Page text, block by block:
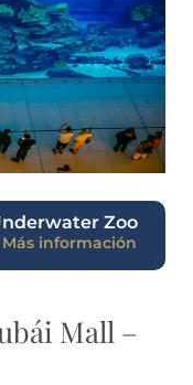
Zoo
Más información
Mall –